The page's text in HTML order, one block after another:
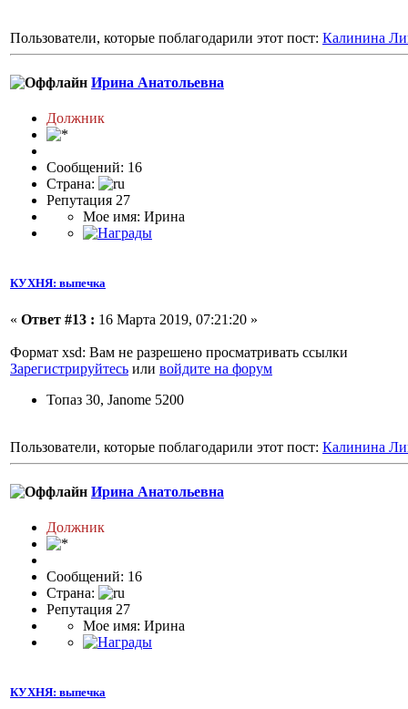
Пользователи, которые поблагодарили этот пост: Калинина
Ирина Анатольевна
Должник
Сообщений: 16
Страна:
Репутация 27
Мое имя: Ирина
КУХНЯ: выпечка
« Ответ #13 : 16 Марта 2019, 07:21:20 »
Формат xsd: Вам не разрешено просматривать ссылки
Зарегистрируйтесь или войдите на форум
Топаз 30, Janome 5200
Пользователи, которые поблагодарили этот пост: Калинина
Ирина Анатольевна
Должник
Сообщений: 16
Страна:
Репутация 27
Мое имя: Ирина
КУХНЯ: выпечка